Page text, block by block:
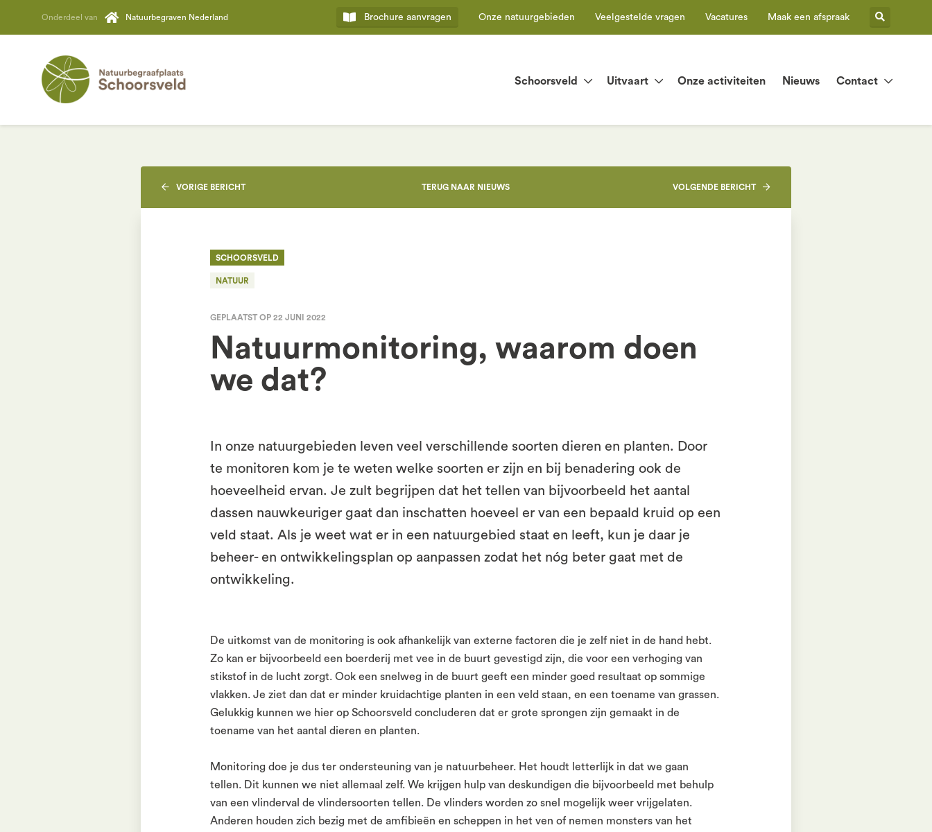
Schoorsveld Uitvaart Onze activiteiten Nieuws Contact
Onderdeel van Natuurbegraven Nederland Brochure aanvragen Onze natuurgebieden Veelgestelde vragen Vacatures Maak een afspraak
VORIGE BERICHT TERUG NAAR NIEUWS VOLGENDEBERICHT
SCHOORSVELD
NATUUR
GEPLAATST OP 22 JUNI 2022
Natuurmonitoring, waarom doen
we dat?
In onze natuurgebieden leven veel verschillende soorten dieren en planten. Door
te monitoren kom je te weten welke soorten er zijn en bij benadering ook de
hoeveelheid ervan. Je zult begrijpen dat het tellen van bijvoorbeeld het aantal
dassen nauwkeuriger gaat dan inschatten hoeveel er van een bepaald kruid op een
veld staat. Als je weet wat er in een natuurgebied staat en leeft, kun je daar je
beheer- en ontwikkelingsplan op aanpassen zodat het nóg beter gaat met de
ontwikkeling.
De uitkomst van de monitoring is ook afhankelijk van externe factoren die je zelf niet in de hand hebt.
Zo kan er bijvoorbeeld een boerderij met vee in de buurt gevestigd zijn, die voor een verhoging van
stikstof in de lucht zorgt. Ook een snelweg in de buurt geeft een minder goed resultaat op sommige
vlakken. Je ziet dan dat er minder kruidachtige planten in een veld staan, en een toename van grassen.
Gelukkig kunnen we hier op Schoorsveld concluderen dat er grote sprongen zijn gemaakt in de
toename van het aantal dieren en planten.
Monitoring doe je dus ter ondersteuning van je natuurbeheer. Het houdt letterlijk in dat we gaan
tellen. Dit kunnen we niet allemaal zelf. We krijgen hulp van deskundigen die bijvoorbeeld met behulp
van een vlinderval de vlindersoorten tellen. De vlinders worden zo snel mogelijk weer vrijgelaten.
Anderen houden zich bezig met de amfibieën en scheppen in het ven of nemen monsters van het